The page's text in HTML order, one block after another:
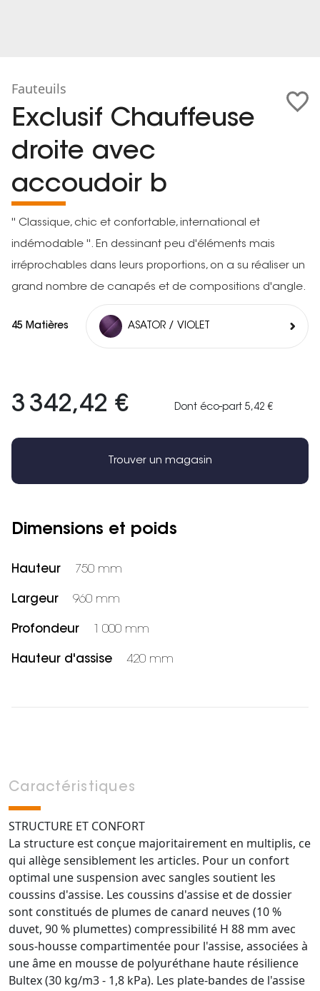
Fauteuils
Exclusif Chauffeuse
droite avec
accoudoir b
'' Classique, chic et confortable, international et
indémodable ''. En dessinant peu d'éléments mais
irréprochables dans leurs proportions, on a su réaliser un
grand nombre de canapés et de compositions d'angle.
45 Matières ASATOR / VIOLET
3 342,42 € Dont éco-part 5,42 €
Trouver un magasin
Dimensions et poids
Hauteur 750 mm
Largeur 960 mm
Profondeur 1 000 mm
Hauteur d'assise 420 mm
Caractéristiques
STRUCTURE ET CONFORT
La structure est conçue majoritairement en multiplis, ce
qui allège sensiblement les articles. Pour un confort
optimal une suspension avec sangles soutient les
coussins d'assise. Les coussins d'assise et de dossier
sont constitués de plumes de canard neuves (10 %
duvet, 90 % plumettes) compressibilité H 88 mm avec
sous-housse compartimentée pour l'assise, associées à
une âme en mousse de polyuréthane haute résilience
Bultex (30 kg/m3 - 1,8 kPa). Les plate-bandes de l'assise